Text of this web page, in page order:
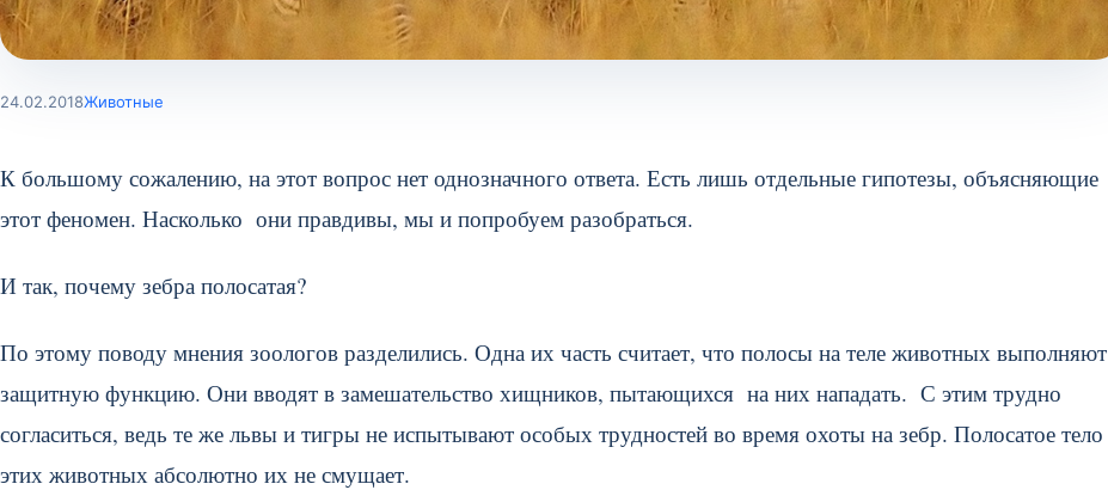
24.02.2018Животные
К большому сожалению, на этот вопрос нет однозначного ответа. Есть лишь отдельные гипотезы, объясняющие
этот феномен. Насколько они правдивы, мы и попробуем разобраться.
И так, почему зебра полосатая?
По этому поводу мнения зоологов разделились. Одна их часть считает, что полосы на теле животных выполняют
защитную функцию. Они вводят в замешательство хищников, пытающихся на них нападать. С этим трудно
согласиться, ведь те же львы и тигры не испытывают особых трудностей во время охоты на зебр. Полосатое тело
этих животных абсолютно их не смущает.